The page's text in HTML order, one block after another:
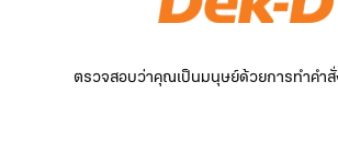
ตรวจสอบว่าคุณเป็นมนุษย์ด้วยการทำคำสั่